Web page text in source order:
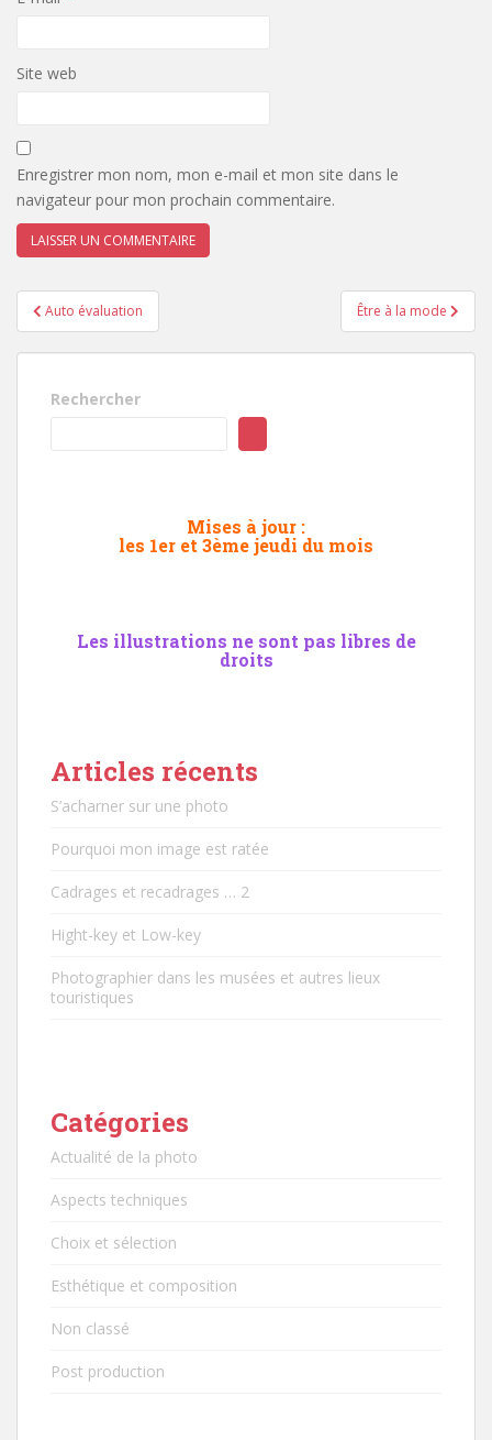
Site web
Enregistrer mon nom, mon e-mail et mon site dans le
navigateur pour mon prochain commentaire.
Navigation
de
l’article
Auto évaluation Être à la mode
Rechercher
Mises à jour :
les 1er et 3ème jeudi du mois
Les illustrations ne sont pas libres de
droits
Articles récents
S’acharner sur une photo
Pourquoi mon image est ratée
Cadrages et recadrages … 2
Hight-key et Low-key
Photographier dans les musées et autres lieux
touristiques
Catégories
Actualité de la photo
Aspects techniques
Choix et sélection
Esthétique et composition
Non classé
Post production